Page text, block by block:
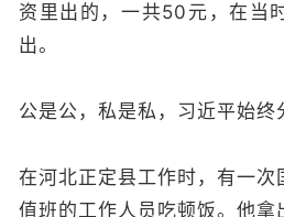
资里出的，一共50元，在当
出。
公是公，私是私，习近平始终
在河北正定县工作时，有一次
值班的工作人员吃顿饭。他拿